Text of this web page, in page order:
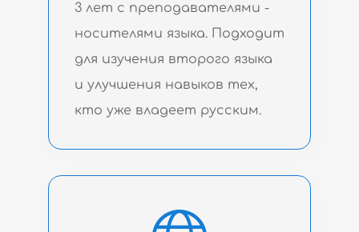
3 лет с преподавателями -
носителями языка. Подходит
для изучения второго языка
и улучшения навыков тех,
кто уже владеет русским.